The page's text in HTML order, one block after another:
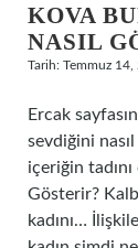
KOVA
NASIL
Tarih: Temmuz 14,
Ercak
sevdiğini nasıl
içeriğin tadını
Gösterir?
kadını…